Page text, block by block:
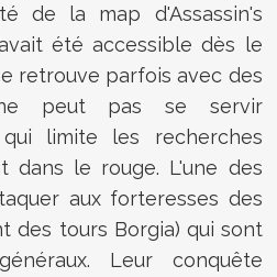
de la map d'Assassin's
été accessible dès le
retrouve parfois avec des
peut pas se servir
limite les recherches
dans le rouge. L'une des
aux forteresses des
des tours Borgia) qui sont
Leur conquête